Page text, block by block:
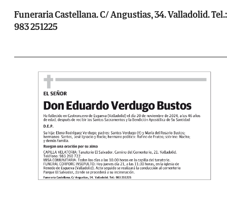
Funeraria Castellana. C/ Angustias, 34. Valladolid. Tel.:
983 251225